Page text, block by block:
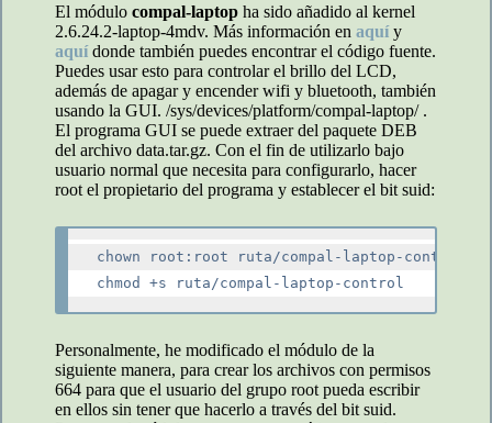
El módulo compal-laptop ha sido añadido al kernel
2.6.24.2-laptop-4mdv. Más información en aquíy
aquídonde también puedes encontrar el código fuente.
Puedes usar esto para controlar el brillo del LCD,
además de apagar y encender wifi y bluetooth, también
usando la GUI. /sys/devices/platform/compal-laptop/ .
El programa GUI se puede extraer del paquete DEB
del archivo data.tar.gz. Con el fin de utilizarlo bajo
usuario normal que necesita para configurarlo, hacer
root el propietario del programa y establecer el bit suid:
chown root:root ruta/compal-laptop-control
Personalmente, he modificado el módulo de la
siguiente manera, para crear los archivos con permisos
664 para que el usuario del grupo root pueda escribir
en ellos sin tener que hacerlo a través del bit suid.